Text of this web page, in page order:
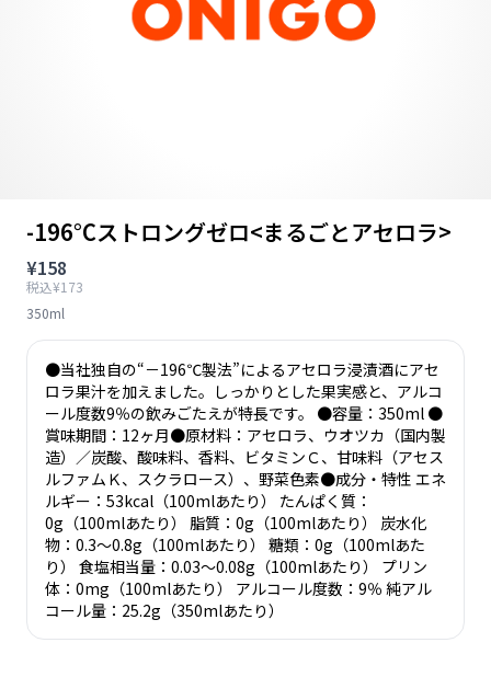
-196°Cストロングゼロ<まるごとアセロラ>
¥158
税込¥173
350ml
●当社独自の“－196℃製法”によるアセロラ浸漬酒にアセ
ロラ果汁を加えました。しっかりとした果実感と、アルコ
ール度数9％の飲みごたえが特長です。 ●容量：350ml ●
賞味期間：12ヶ月●原材料：アセロラ、ウオツカ（国内製
造）／炭酸、酸味料、香料、ビタミンＣ、甘味料（アセス
ルファムＫ、スクラロース）、野菜色素●成分・特性 エネ
ルギー：53kcal（100mlあたり） たんぱく質：
0g（100mlあたり） 脂質：0g（100mlあたり） 炭水化
物：0.3～0.8g（100mlあたり） 糖類：0g（100mlあた
り） 食塩相当量：0.03～0.08g（100mlあたり） プリン
体：0mg（100mlあたり） アルコール度数：9％ 純アル
コール量：25.2g（350mlあたり）